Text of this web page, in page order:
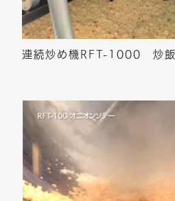
連続炒め機RFT-1000 炒飯